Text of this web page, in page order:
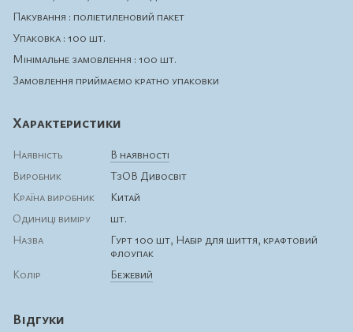
Пакування : поліетиленовий пакет
Упаковка : 100 шт.
Мінімальне замовлення : 100 шт.
Замовлення приймаємо кратно упаковки
Характеристики
Наявність
В наявності
Виробник
ТзОВ Дивосвіт
Країна виробник
Китай
Одиниці виміру
шт.
Назва
Гурт 100 шт, Набір для шиття, крафтовий
флоупак
Колір
Бежевий
Відгуки